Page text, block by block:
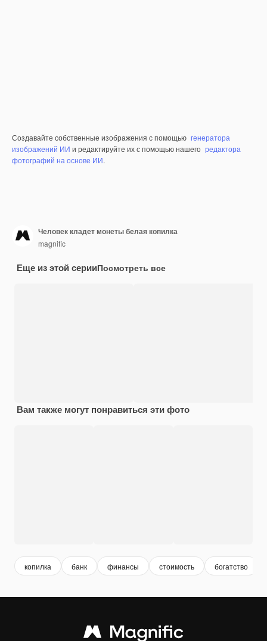
Создавайте собственные изображения с помощью генератора
изображений ИИ и редактируйте их с помощью нашего редактора
фотографий на основе ИИ.
Человек кладет монеты белая копилка
magnific
Еще из этой серииПосмотреть все
Вам также могут понравиться эти фото
копилка банк финансы стоимость богатство